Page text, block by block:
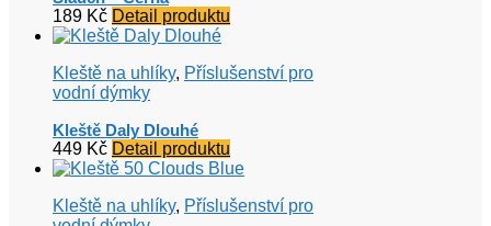
189 Kč Detail produktu
Kleště na uhlíky, Příslušenství pro
vodní dýmky
Kleště Daly Dlouhé
449 Kč Detail produktu
Kleště na uhlíky, Příslušenství pro